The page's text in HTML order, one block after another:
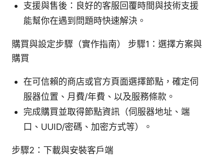
支援與售後：良好的客服回覆時間與技術支援
能幫你在遇到問題時快速解決。
購買與設定步驟（實作指南） 步驟1：選擇方案與
購買
在可信賴的商店或官方頁面選擇節點，確定伺
服器位置、月費/年費、以及服務條款。
完成購買並取得節點資訊（伺服器地址、端
口、UUID/密碼、加密方式等）。
步驟2：下載與安裝客戶端